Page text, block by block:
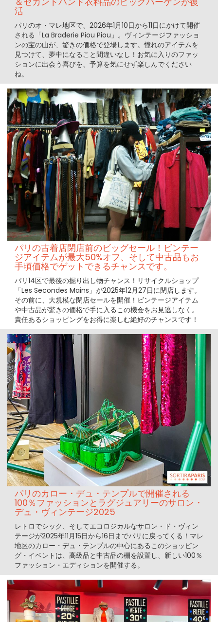
活
パリのオ・マレ地区で、2026年1月10日から11日にかけて開催
される「La Braderie Piou Piou」。ヴィンテージファッショ
ンの宝の山が、驚きの価格で登場します。憧れのアイテムを
見つけて、夢中になること間違いなし！お気に入りのファッ
ションに出会う喜びを、予算を気にせず楽しんでください
ね。
パリの古着店閉店前のビッグセール！ビンテー
ジアイテムが最大50%オフ、そして中古品もお
手頃価格でゲットできるチャンスです。
パリ14区で最後の掘り出し物チャンス！リサイクルショップ
「Les Secondes Mains」が2025年12月27日に閉店します。
その前に、大規模な閉店セールを開催！ビンテージアイテム
や中古品が驚きの価格で手に入るこの機会をお見逃しなく。
責任あるショッピングをお得に楽しむ絶好のチャンスです！
パリのカロー・デュ・テンプルで開催される
100％ファッションとラグジュアリーのサロン・
デュ・ヴィンテージ2025
レトロでシック、そしてエコロジカルなサロン・ド・ヴィン
テージが2025年11月15日から16日までパリに戻ってくる！マレ
地区のカロー・デュ・テンプルの中心にあるこのショッピン
グ・イベントは、高級品と中古品の棚を設置し、新しい100％
ファッション・エディションを開催する。